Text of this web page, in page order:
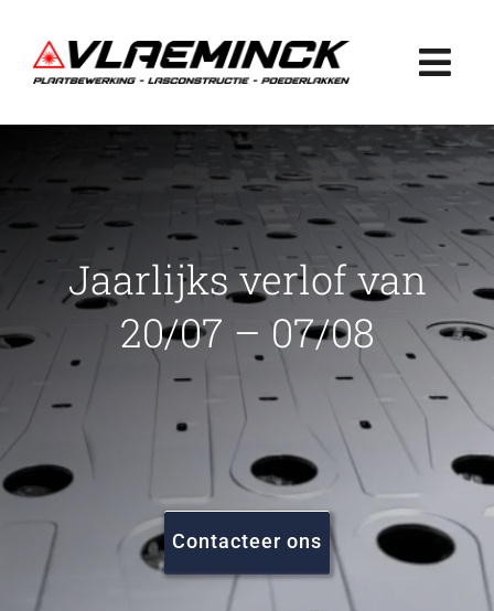
naar
inhoud
Plaatbewerking
Lasconstructie
Poederlakken
Projecten
FAQ
Vacatures
Jaarlijks verlof van
20/07 – 07/08
Contacteer ons